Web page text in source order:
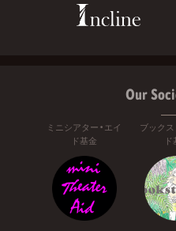
Our
ミニシアター・エイ
ド基金
ブックス